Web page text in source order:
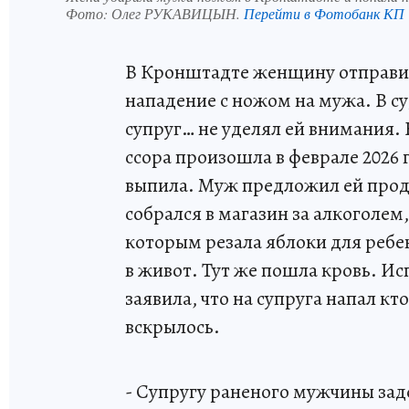
Фото: Олег РУКАВИЦЫН. Перейти в Фотобанк КП
В Кронштадте женщину
нападение с ножом на мужа. В
супруг… не уделял ей
ссора произошла в феврале
выпила. Муж предложил ей
собрался в магазин за
которым резала яблоки для
в живот. Тут же пошла кровь.
заявила, что на супруга напал
вскрылось.
- Супругу раненого мужчины